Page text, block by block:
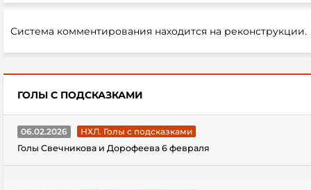
Система комментирования находится на реконструкции.
ГОЛЫ С ПОДСКАЗКАМИ
06.02.2026
НХЛ. Голы с подсказками
Голы Свечникова и Дорофеева 6 февраля